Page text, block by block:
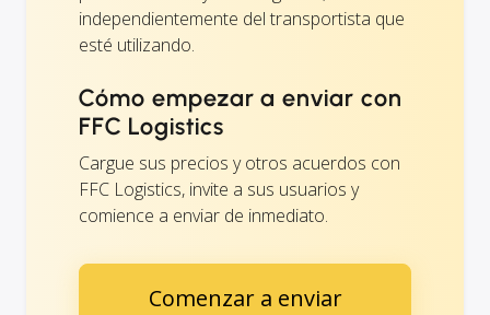
independientemente del transportista que
esté utilizando.
Cómo empezar a enviar con
FFC Logistics
Cargue sus precios y otros acuerdos con
FFC Logistics, invite a sus usuarios y
comience a enviar de inmediato.
Comenzar a enviar